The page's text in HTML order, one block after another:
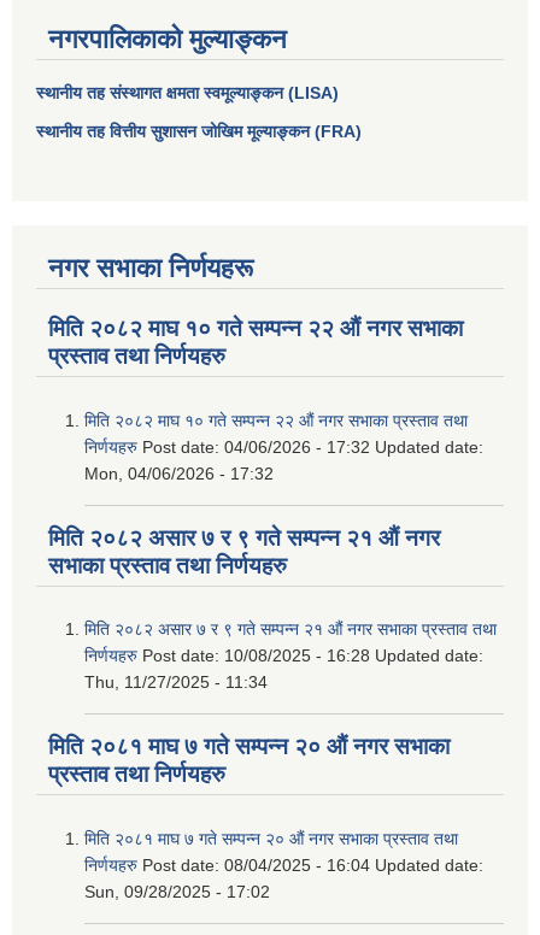
नगरपालिकाको मुल्याङ्कन
स्थानीय तह संस्थागत क्षमता स्वमूल्याङ्कन (LISA)
स्थानीय तह वित्तीय सुशासन जोखिम मूल्याङ्कन (FRA)
नगर सभाका निर्णयहरू
मिति २०८२ माघ १० गते सम्पन्न २२ औं नगर सभाका
प्रस्ताव तथा निर्णयहरु
मिति २०८२ माघ १० गते सम्पन्न २२ औं नगर सभाका प्रस्ताव तथा
निर्णयहरु Post date: 04/06/2026 - 17:32 Updated date:
Mon, 04/06/2026 - 17:32
मिति २०८२ असार ७ र ९ गते सम्पन्न २१ औं नगर
सभाका प्रस्ताव तथा निर्णयहरु
मिति २०८२ असार ७ र ९ गते सम्पन्न २१ औं नगर सभाका प्रस्ताव तथा
निर्णयहरु Post date: 10/08/2025 - 16:28 Updated date:
Thu, 11/27/2025 - 11:34
मिति २०८१ माघ ७ गते सम्पन्न २० औं नगर सभाका
प्रस्ताव तथा निर्णयहरु
मिति २०८१ माघ ७ गते सम्पन्न २० औं नगर सभाका प्रस्ताव तथा
निर्णयहरु Post date: 08/04/2025 - 16:04 Updated date:
Sun, 09/28/2025 - 17:02